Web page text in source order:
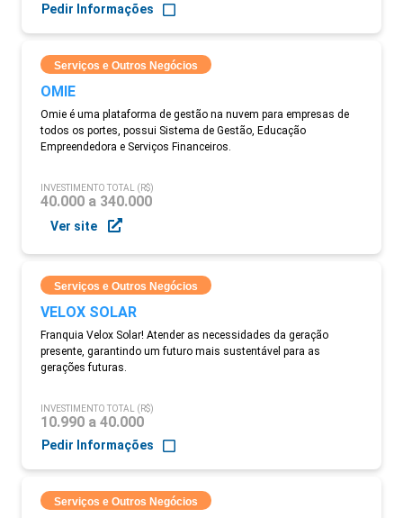
Pedir Informações
Serviços e Outros Negócios
OMIE
Omie é uma plataforma de gestão na nuvem para empresas de
todos os portes, possui Sistema de Gestão, Educação
Empreendedora e Serviços Financeiros.
INVESTIMENTO TOTAL (R$)
40.000 a 340.000
Ver site
Serviços e Outros Negócios
VELOX SOLAR
Franquia Velox Solar! Atender as necessidades da geração
presente, garantindo um futuro mais sustentável para as
gerações futuras.
INVESTIMENTO TOTAL (R$)
10.990 a 40.000
Pedir Informações
Serviços e Outros Negócios